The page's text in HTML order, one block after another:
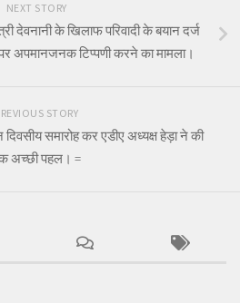
NEXT STORY
देवनानी के खिलाफ परिवादी के बयान दर्ज
अपमानजनक टिप्पणी करने का मामला।
STORY
दिवसीय समारोह कर एडीए अध्यक्ष हेड़ा ने की
अच्छी पहल। =